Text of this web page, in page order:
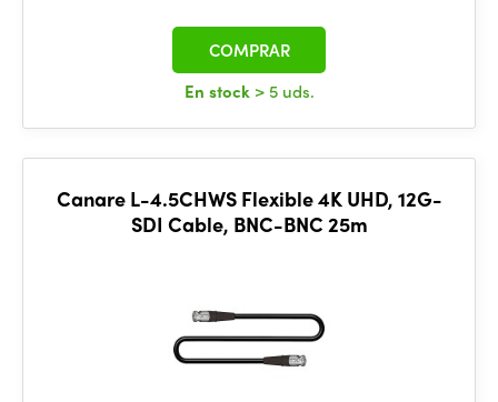
En stock > 5 uds.
COMPRAR
Canare L-4.5CHWS Flexible 4K UHD, 12G-
SDI Cable, BNC-BNC 25m